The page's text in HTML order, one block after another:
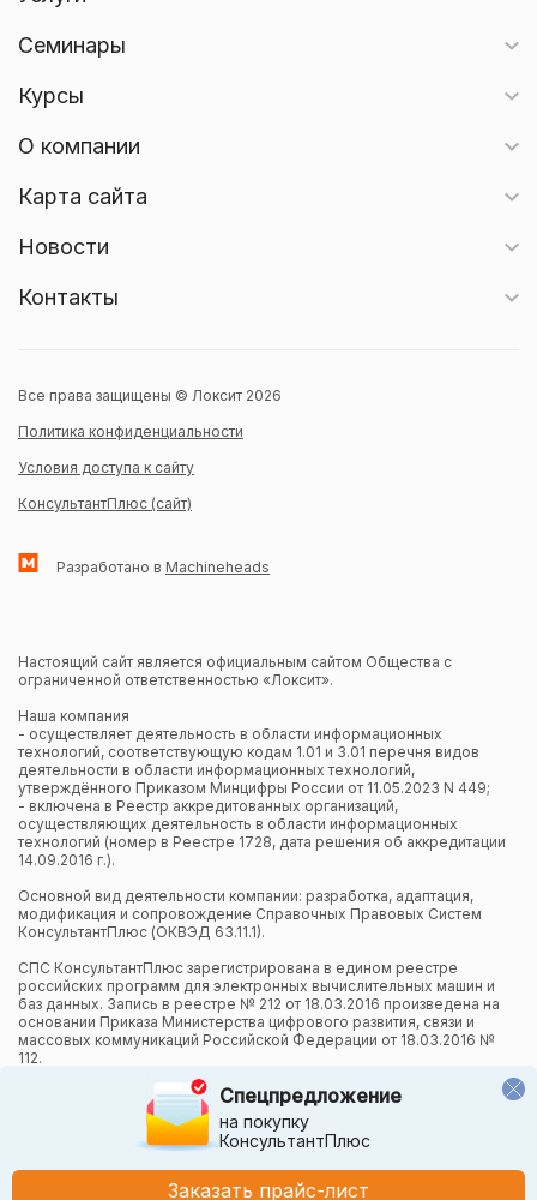
Семинары
Курсы
О компании
Карта сайта
Новости
Контакты
Все права защищены © Локсит 2026
Политика конфиденциальности
Условия доступа к сайту
КонсультантПлюс (сайт)
Разработано в Machineheads
Настоящий сайт является официальным сайтом Общества с
ограниченной ответственностью «Локсит».
Наша компания
- осуществляет деятельность в области информационных
технологий, соответствующую кодам 1.01 и 3.01 перечня видов
деятельности в области информационных технологий,
утверждённого Приказом Минцифры России от 11.05.2023 N 449;
- включена в Реестр аккредитованных организаций,
осуществляющих деятельность в области информационных
технологий (номер в Реестре 1728, дата решения об аккредитации
14.09.2016 г.).
Основной вид деятельности компании: разработка, адаптация,
модификация и сопровождение Справочных Правовых Систем
КонсультантПлюс (ОКВЭД 63.11.1).
СПС КонсультантПлюс зарегистрирована в едином реестре
российских программ для электронных вычислительных машин и
баз данных. Запись в реестре № 212 от 18.03.2016 произведена на
основании Приказа Министерства цифрового развития, связи и
массовых коммуникаций Российской Федерации от 18.03.2016 №
112.
Компания осуществляет также и другие виды деятельности в
области информационных технологий.
Компания в рамках осуществления деятельности в области
информационных технологий (адаптация и модификация Систем
КонсультантПлюс) использует язык программирования Python,
Спецпредложение
на покупку
КонсультантПлюс
Заказать прайс-лист